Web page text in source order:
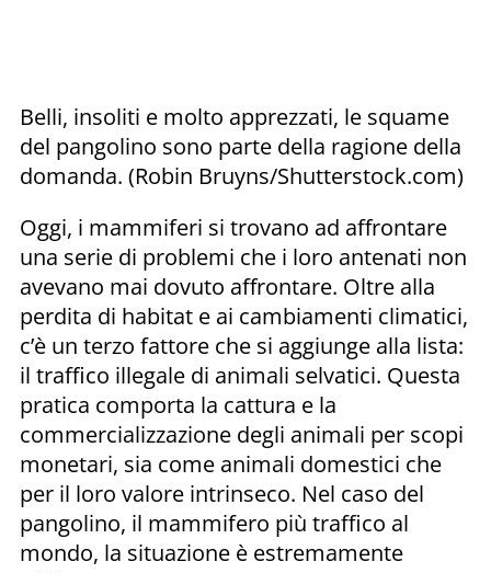
Belli, insoliti e molto apprezzati, le squame
del pangolino sono parte della ragione della
domanda. (Robin Bruyns/Shutterstock.com)
Oggi, i mammiferi si trovano ad affrontare
una serie di problemi che i loro antenati non
avevano mai dovuto affrontare. Oltre alla
perdita di habitat e ai cambiamenti climatici,
c’è un terzo fattore che si aggiunge alla lista:
il traffico illegale di animali selvatici. Questa
pratica comporta la cattura e la
commercializzazione degli animali per scopi
monetari, sia come animali domestici che
per il loro valore intrinseco. Nel caso del
pangolino, il mammifero più traffico al
mondo, la situazione è estremamente